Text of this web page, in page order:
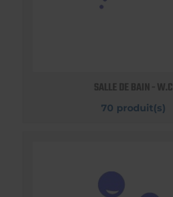
SALLE DE BAIN - W.C
70 produit(s)